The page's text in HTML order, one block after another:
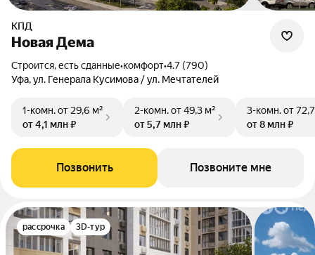
КПД
Новая Дема
Строится, есть сданные•комфорт•4.7 (790)
Уфа, ул. Генерала Кусимова / ул. Мечтателей
1-комн.от 29,6 м²
от 4,1 млн ₽
2-комн.от 49,3 м²
от 5,7 млн ₽
3-комн.от
от 8 млн ₽
Позвонить Позвоните мне
рассрочка 3D-тур